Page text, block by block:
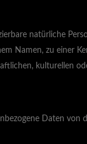
natürliche
Namen, zu einer
kulturellen
Daten